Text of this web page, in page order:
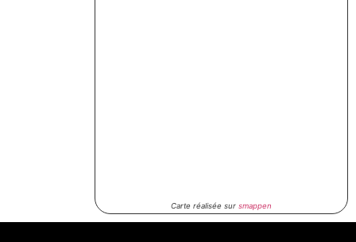
Carte réalisée sur smappen